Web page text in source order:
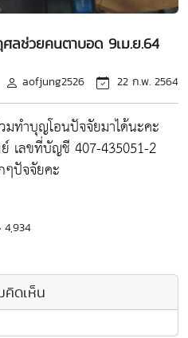
ช่วยคนตาบอด 9เม.ย.64
aofjung2526 22 ก.พ. 2564
ทำบุญโอนปัจจัยมาได้นะคะ
เลขที่บัญชี 407-435051-2
ปัจจัยคะ
4,934
คิดเห็น